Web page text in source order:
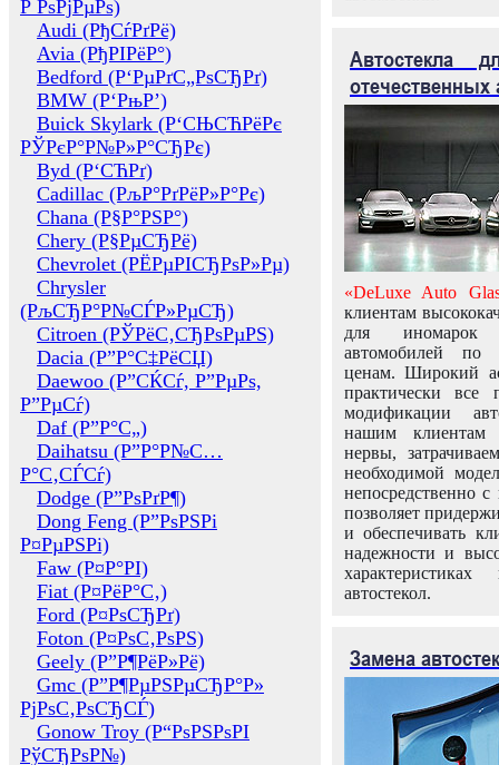
Р РѕРјРµРѕ)
Audi (РђСѓРґРё)
Avia (РђРІРёР°)
Bedford (Р‘РµРґС„РѕСЂРґ)
BMW (Р‘РњР’)
Buick Skylark (Р‘СЊСЋРёРє
РЎРєР°Р№Р»Р°СЂРє)
Byd (Р‘СЋРґ)
Cadillac (РљР°РґРёР»Р°Рє)
Chana (Р§Р°РЅР°)
Chery (Р§РµСЂРё)
Chevrolet (РЁРµРІСЂРѕР»Рµ)
Chrysler
(РљСЂР°Р№СЃР»РµСЂ)
Citroen (РЎРёС‚СЂРѕРµРЅ)
Dacia (Р”Р°С‡РёСЏ)
Daewoo (Р”СЌСѓ, Р”РµРѕ,
Р”РµСѓ)
Daf (Р”Р°С„)
Daihatsu (Р”Р°Р№С…
Р°С‚СЃСѓ)
Dodge (Р”РѕРґР¶)
Dong Feng (Р”РѕРЅРі
Р¤РµРЅРі)
Faw (Р¤Р°РІ)
Fiat (Р¤РёР°С‚)
Ford (Р¤РѕСЂРґ)
Foton (Р¤РѕС‚РѕРЅ)
Geely (Р”Р¶РёР»Рё)
Gmc (Р”Р¶РµРЅРµСЂР°Р»
РјРѕС‚РѕСЂСЃ)
Gonow Troy (Р“РѕРЅРѕРІ
РўСЂРѕР№)
Автостекла
отечественных
«DeLuxe Auto
клиентам
для иномарок
автомобилей
ценам. Широкий
практически все
модификации
нашим клиентам
нервы,
необходимой
непосредственно
позволяет
и обеспечивать
надежности и
автостекол.
Замена